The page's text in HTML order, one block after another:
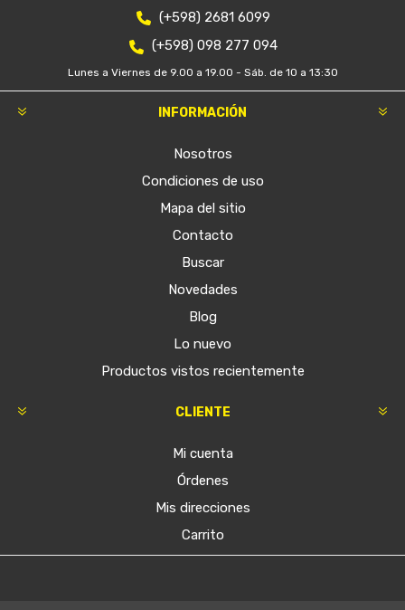
(+598) 2681 6099
(+598) 098 277 094
Lunes a Viernes de 9.00 a 19.00 - Sáb. de 10 a 13:30
INFORMACIÓN
Nosotros
Condiciones de uso
Mapa del sitio
Contacto
Buscar
Novedades
Blog
Lo nuevo
Productos vistos recientemente
CLIENTE
Mi cuenta
Órdenes
Mis direcciones
Carrito